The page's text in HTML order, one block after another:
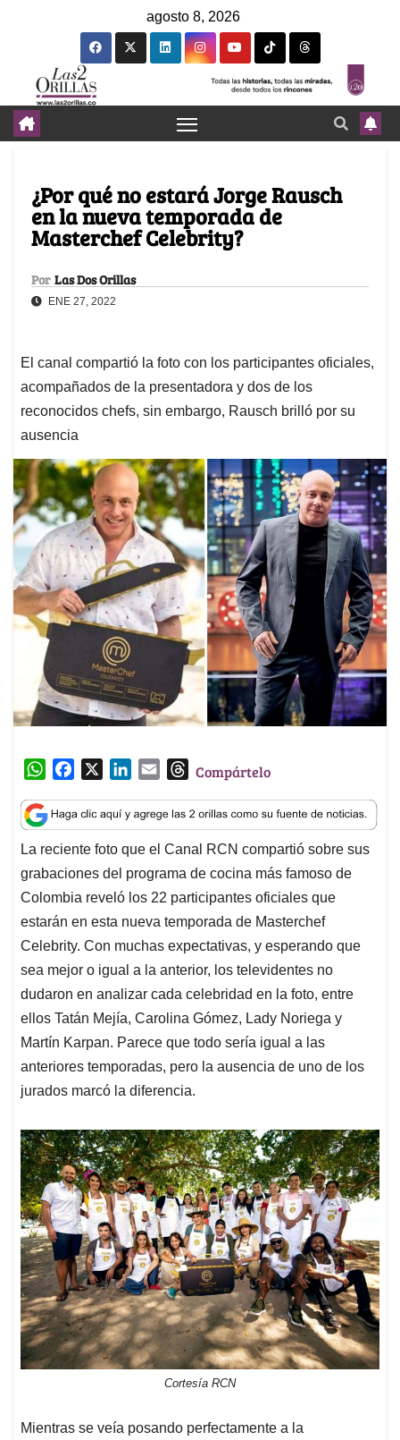
agosto 8, 2026
¿Por qué no estará Jorge Rausch
en la nueva temporada de
Masterchef Celebrity?
Por Las Dos Orillas
ENE 27, 2022
El canal compartió la foto con los participantes oficiales,
acompañados de la presentadora y dos de los
reconocidos chefs, sin embargo, Rausch brilló por su
ausencia
W
a
t
s
A
p
p
c
e
b
o
o
k
n
k
e
d
I
n
a
i
T
r
e
a
d
s
Compártelo
La reciente foto que el Canal RCN compartió sobre sus
grabaciones del programa de cocina más famoso de
Colombia reveló los 22 participantes oficiales que
estarán en esta nueva temporada de Masterchef
Celebrity. Con muchas expectativas, y esperando que
sea mejor o igual a la anterior, los televidentes no
dudaron en analizar cada celebridad en la foto, entre
ellos Tatán Mejía, Carolina Gómez, Lady Noriega y
Martín Karpan. Parece que todo sería igual a las
anteriores temporadas, pero la ausencia de uno de los
jurados marcó la diferencia.
Cortesía RCN
Mientras se veía posando perfectamente a la